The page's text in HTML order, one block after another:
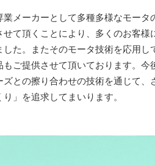
メーカーとして多種多様なモータ
て頂くことにより、多くのお客様
した。またそのモータ技術を応用し
ご提供させて頂いております。今
ズとの擦り合わせの技術を通じて、
」を追求してまいります。